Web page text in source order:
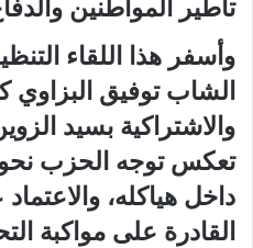
تأطير المواطنين
وأسفر هذا اللقاء
الشاب توفيق البزاوي
والاشتراكية بسيد
تعكس توجه الحزب
داخل هياكله،
القادرة على مواكبة